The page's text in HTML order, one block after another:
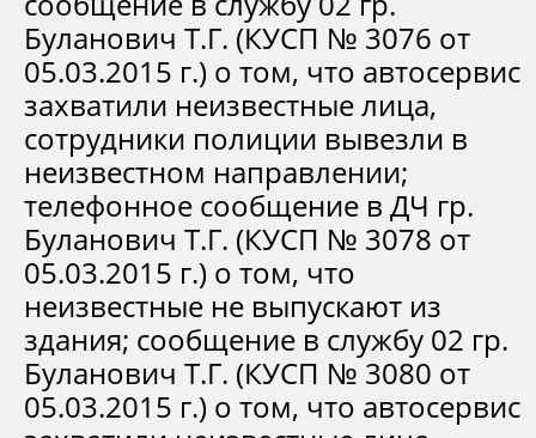
Буланович Т.Г. (КУСП № 3076 от
05.03.2015 г.) о том, что автосервис
захватили неизвестные лица,
сотрудники полиции вывезли в
неизвестном направлении;
телефонное сообщение в ДЧ гр.
Буланович Т.Г. (КУСП № 3078 от
05.03.2015 г.) о том, что
неизвестные не выпускают из
здания; сообщение в службу 02 гр.
Буланович Т.Г. (КУСП № 3080 от
05.03.2015 г.) о том, что автосервис